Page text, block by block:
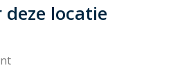
deze locatie